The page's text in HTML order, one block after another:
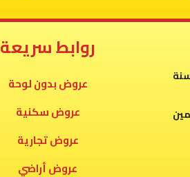
العقارية خبرة اكثر من 15 سنة
روابط سريعة
عروض بدون لوحة
عروض سكنية
عروض تجارية
عروض أراضي